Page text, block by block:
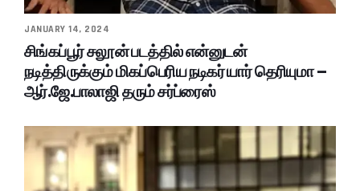
JANUARY 14, 2024
சிங்கப்பூர் சலூன் படத்தில் என்னுடன்
நடித்திருக்கும் மிகப்பெரிய நடிகர் யார் தெரியுமா –
ஆர்.ஜே.பாலாஜி தரும் சர்ப்ரைஸ்